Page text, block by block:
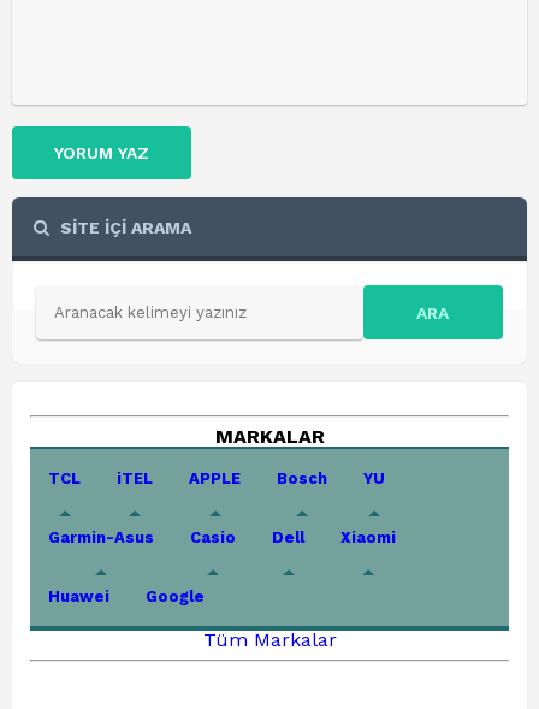
YORUM YAZ
SİTE İÇİ ARAMA
ARA
MARKALAR
TCL iTEL APPLE Bosch YU
Garmin-Asus Casio Dell Xiaomi
Huawei Google
Tüm Markalar